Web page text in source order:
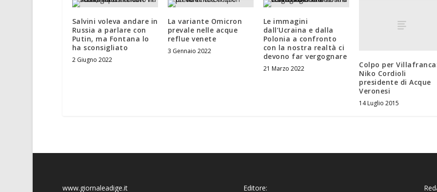
Salvini voleva andare in
Russia a parlare con
Putin, ma Fontana lo
ha sconsigliato
2 Giugno 2022
La variante Omicron
prevale nelle acque
reflue venete
3 Gennaio 2022
Le immagini
dall’Ucraina e dalla
Polonia a confronto
con la nostra realtà ci
devono far vergognare
21 Marzo 2022
Colpo per
Niko Cordioli
presidente di Acque
Veronesi
14 Luglio 2015
www.giornaleadige.it Editore: